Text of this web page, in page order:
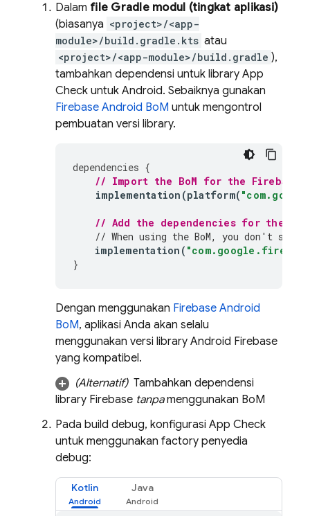
Dalam file Gradle modul (tingkat aplikasi)
(biasanya <project>/<app-
module>/build.gradle.kts atau
<project>/<app-module>/build.gradle ),
tambahkan dependensi untuk library App
Check untuk Android. Sebaiknya gunakan
Firebase Android BoM untuk mengontrol
pembuatan versi library.
dependencies {
// Import the BoM for the Firebase
implementation (platform(
// Add the dependencies for the
// When using the BoM, you don't
implementation (
}
Dengan menggunakan Firebase Android
BoM, aplikasi Anda akan selalu
menggunakan versi library Android Firebase
yang kompatibel.
(Alternatif)Tambahkan dependensi
library Firebase tanpamenggunakan BoM
Pada build debug, konfigurasi App Check
untuk menggunakan factory penyedia
debug:
Kotlin Java